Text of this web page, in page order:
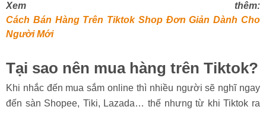
Xem thêm:
Cách Bán Hàng Trên Tiktok Shop Đơn Giản Dành Cho
Người Mới
Tại sao nên mua hàng trên Tiktok?
Khi nhắc đến mua sắm online thì nhiều người sẽ nghĩ ngay
đến sàn Shopee, Tiki, Lazada… thế nhưng từ khi Tiktok ra